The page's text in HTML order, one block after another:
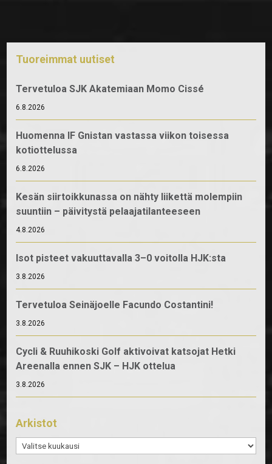
Tuoreimmat uutiset
Tervetuloa SJK Akatemiaan Momo Cissé
6.8.2026
Huomenna IF Gnistan vastassa viikon toisessa
kotiottelussa
6.8.2026
Kesän siirtoikkunassa on nähty liikettä molempiin
suuntiin – päivitystä pelaajatilanteeseen
4.8.2026
Isot pisteet vakuuttavalla 3–0 voitolla HJK:sta
3.8.2026
Tervetuloa Seinäjoelle Facundo Costantini!
3.8.2026
Cycli & Ruuhikoski Golf aktivoivat katsojat Hetki
Areenalla ennen SJK – HJK ottelua
3.8.2026
Arkistot
Arkistot